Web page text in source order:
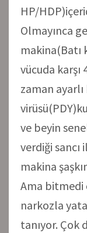
HP/
Olmayınca
vücuda karşı
zaman
ve beyin
verdiği sancı
makina
Ama bitmedi
narkozla
tanıyor. Çok